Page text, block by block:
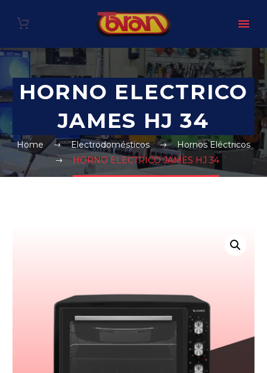
HORNO ELECTRICO
JAMES HJ 34
Home Electrodomésticos
Hornos Eléctricos
HORNO ELECTRICO JAMES HJ 34